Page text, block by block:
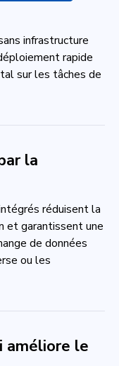
infrastructure
rapide
sur les tâches de
la
réduisent la
et garantissent une
de données
ou les
améliore le